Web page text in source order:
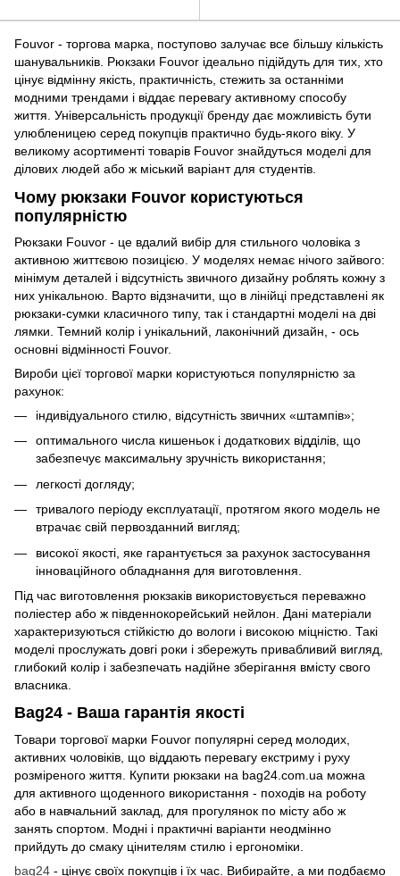
Fouvor - торгова марка, поступово залучає все більшу кількість
шанувальників. Рюкзаки Fouvor ідеально підійдуть для тих, хто
цінує відмінну якість, практичність, стежить за останніми
модними трендами і віддає перевагу активному способу
життя. Універсальність продукції бренду дає можливість бути
улюбленицею серед покупців практично будь-якого віку. У
великому асортименті товарів Fouvor знайдуться моделі для
ділових людей або ж міський варіант для студентів.
Чому рюкзаки Fouvor користуються
популярністю
Рюкзаки Fouvor - це вдалий вибір для стильного чоловіка з
активною життєвою позицією. У моделях немає нічого зайвого:
мінімум деталей і відсутність звичного дизайну роблять кожну з
них унікальною. Варто відзначити, що в лінійці представлені як
рюкзаки-сумки класичного типу, так і стандартні моделі на дві
лямки. Темний колір і унікальний, лаконічний дизайн, - ось
основні відмінності Fouvor.
Вироби цієї торгової марки користуються популярністю за
рахунок:
індивідуального стилю, відсутність звичних «штампів»;
оптимального числа кишеньок і додаткових відділів, що
забезпечує максимальну зручність використання;
легкості догляду;
тривалого періоду експлуатації, протягом якого модель не
втрачає свій первозданний вигляд;
високої якості, яке гарантується за рахунок застосування
інноваційного обладнання для виготовлення.
Під час виготовлення рюкзаків використовується переважно
поліестер або ж південнокорейський нейлон. Дані матеріали
характеризуються стійкістю до вологи і високою міцністю. Такі
моделі прослужать довгі роки і збережуть привабливий вигляд,
глибокий колір і забезпечать надійне зберігання вмісту свого
власника.
Bag24 - Ваша гарантія якості
Товари торгової марки Fouvor популярні серед молодих,
активних чоловіків, що віддають перевагу екстриму і руху
розміреного життя. Купити рюкзаки на bag24.com.ua можна
для активного щоденного використання - походів на роботу
або в навчальний заклад, для прогулянок по місту або ж
занять спортом. Модні і практичні варіанти неодмінно
прийдуть до смаку цінителям стилю і ергономіки.
bag24 - цінує своїх покупців і їх час. Вибирайте, а ми подбаємо